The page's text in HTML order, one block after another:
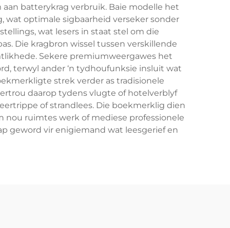
batterykrag verbruik. Baie modelle het
wat optimale sigbaarheid verseker sonder
wat lesers in staat stel om die
Die kragbron wissel tussen verskillende
Sekere premiumweergawes het
terwyl ander ‘n tydhoufunksie insluit wat
strek verder as tradisionele
daarop tydens vlugte of hotelverblyf
of strandlees. Die boekmerklig dien
nou ruimtes werk of mediese professionele
geword vir enigiemand wat leesgerief en